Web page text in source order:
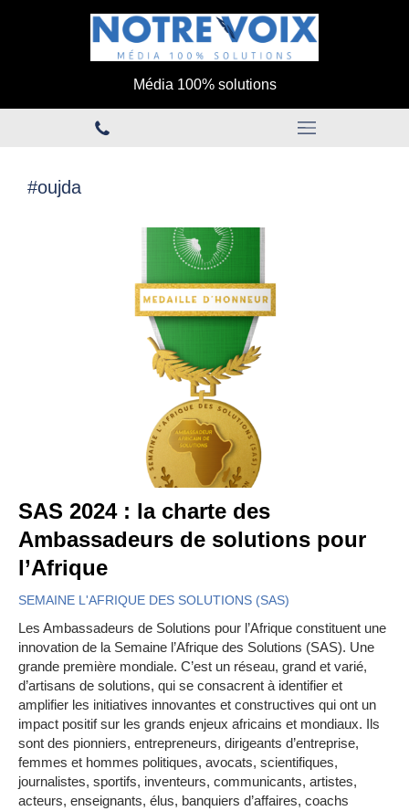
Média 100% solutions
#oujda
SAS 2024 : la charte des
Ambassadeurs de solutions pour
l’Afrique
SEMAINE L'AFRIQUE DES SOLUTIONS (SAS)
Les Ambassadeurs de Solutions pour l’Afrique constituent une
innovation de la Semaine l’Afrique des Solutions (SAS). Une
grande première mondiale. C’est un réseau, grand et varié,
d’artisans de solutions, qui se consacrent à identifier et
amplifier les initiatives innovantes et constructives qui ont un
impact positif sur les grands enjeux africains et mondiaux. Ils
sont des pionniers, entrepreneurs, dirigeants d’entreprise,
femmes et hommes politiques, avocats, scientifiques,
journalistes, sportifs, inventeurs, communicants, artistes,
acteurs, enseignants, élus, banquiers d’affaires, coachs